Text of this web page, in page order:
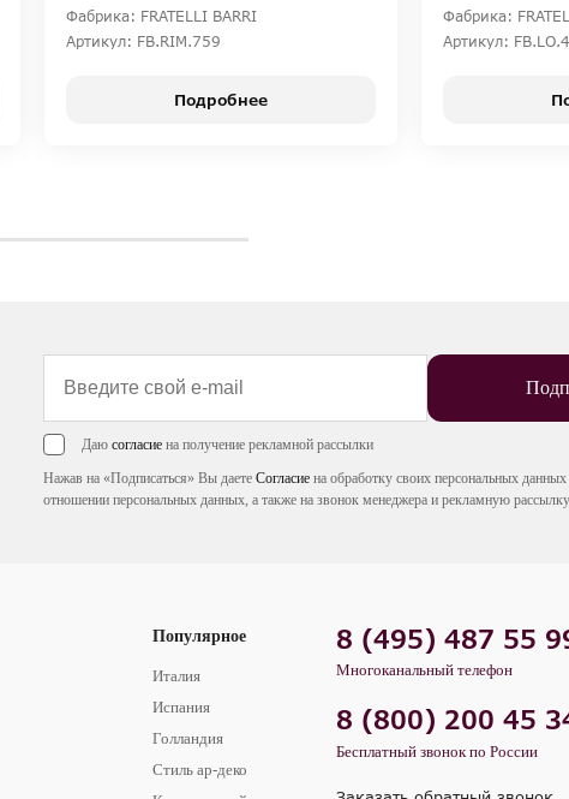
Фабрика: FRATELLI BARRI
Артикул: FB.RIM.759
Подробнее
Фабрика:
Артикул:
Даю согласиена получение рекламной рассылки
Нажав на «Подписаться» Вы даете Согласиена обработку своих персональных данных
отношении персональных данных, а также на звонок менеджера и рекламную рассылку.
Популярное
Италия
Испания
Голландия
Стиль ар-деко
8 (495) 487 55
Многоканальный телефон
8 (800) 200 45
Бесплатный звонок по России